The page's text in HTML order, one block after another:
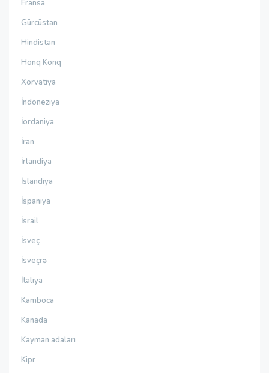
Fransa
Gürcüstan
Hindistan
Honq Konq
Xorvatiya
İndoneziya
İordaniya
İran
İrlandiya
İslandiya
İspaniya
İsrail
İsveç
İsveçrə
İtaliya
Kamboca
Kanada
Kayman adaları
Kipr